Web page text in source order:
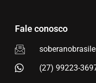
Fale conosco
(27) 99223-